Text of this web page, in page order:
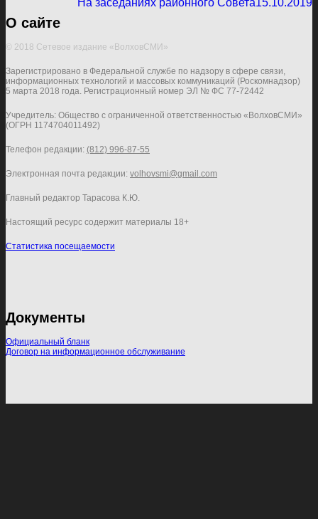
На заседаниях районного Совета15.10.2019
О сайте
© 2018 Сетевое издание «ВолховСМИ»
Зарегистрировано в Федеральной службе по надзору в сфере связи,
информационных технологий и массовых коммуникаций (Роскомнадзор)
5 марта 2018 года. Регистрационный номер ЭЛ № ФС 77-72442
Учредитель: Общество с ограниченной ответственностью «ВолховСМИ»
(ОГРН 1174704011492)
Телефон редакции: (812) 996-87-55
Электронная почта редакции: volhovsmi@gmail.com
Главный редактор Тарасова К.Ю.
Настоящий ресурс содержит материалы 18+
Статистика посещаемости
Документы
Официальный бланк
Договор на информационное обслуживание